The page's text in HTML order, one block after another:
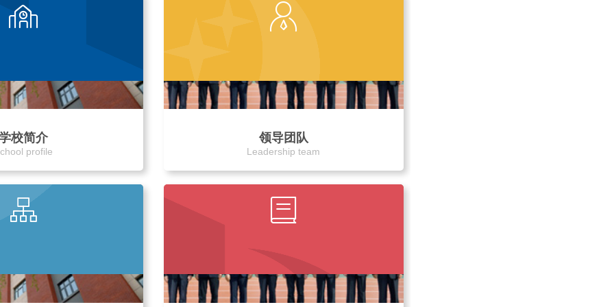
校简介
profile
领导团队
Leadership team